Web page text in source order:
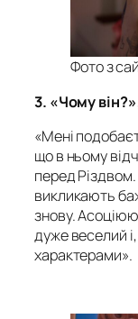
Фото з
3. «Чому
«Мені
що в ньому
перед
викликають
знову.
дуже веселий
характерами».